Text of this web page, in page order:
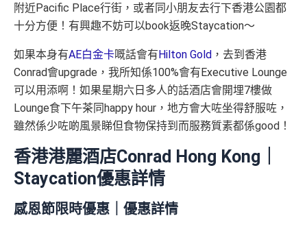
附近Pacific Place行街，或者同小朋友去行下香港公園都
十分方便！有興趣不妨可以book返晚Staycation～
如果本身有AE白金卡嘅話會有Hilton Gold ，去到香港
Conrad會upgrade，我所知係100%會有Executive Lounge
可以用添啊！如果星期六日多人的話酒店會開埋7樓做
Lounge食下午茶同happy hour，地方會大咗坐得舒服咗，
雖然係少咗啲風景睇但食物保持到而服務質素都係good！
香港港麗酒店Conrad Hong Kong｜
Staycation優惠詳情
感恩節限時優惠 ｜優惠詳情